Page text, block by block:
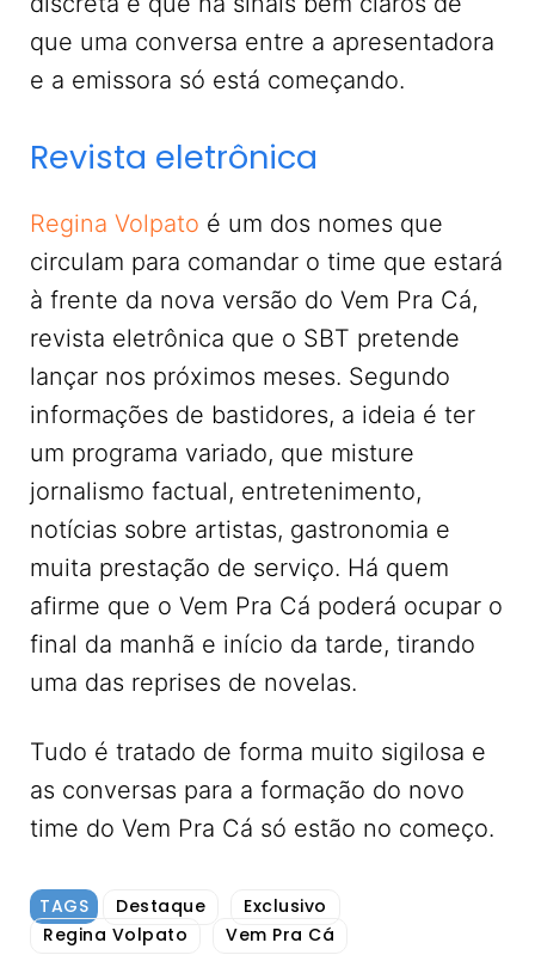
que uma conversa entre a apresentadora
e a emissora só está começando.
Revista eletrônica
Regina Volpato é um dos nomes que
circulam para comandar o time que estará
à frente da nova versão do Vem Pra Cá,
revista eletrônica que o SBT pretende
lançar nos próximos meses. Segundo
informações de bastidores, a ideia é ter
um programa variado, que misture
jornalismo factual, entretenimento,
notícias sobre artistas, gastronomia e
muita prestação de serviço. Há quem
afirme que o Vem Pra Cá poderá ocupar o
final da manhã e início da tarde, tirando
uma das reprises de novelas.
Tudo é tratado de forma muito sigilosa e
as conversas para a formação do novo
time do Vem Pra Cá só estão no começo.
TAGS Destaque
Exclusivo
Regina Volpato
Vem Pra Cá